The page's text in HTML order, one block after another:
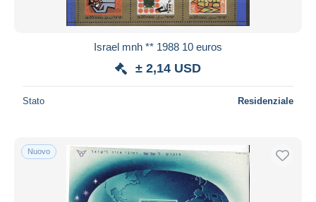
Israel mnh ** 1988 10 euros
± 2,14 USD
Stato Residenziale
Nuovo